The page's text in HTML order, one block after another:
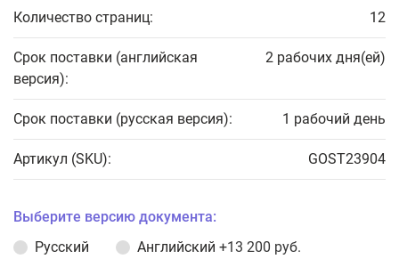
Количество страниц: 12
Срок поставки (английская
версия):
2 рабочих дня(ей)
Срок поставки (русская версия): 1 рабочий день
Артикул (SKU): GOST23904
Выберите версию документа:
Русский
Английский +13 200 руб.